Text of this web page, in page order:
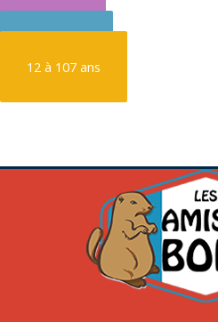
12 à 107 ans